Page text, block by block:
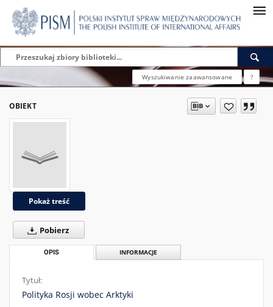
Wyszukiwanie zaawansowane ?
OBIEKT
Pokaż treść
Pobierz
OPIS INFORMACJE
Tytuł:
Polityka Rosji wobec Arktyki